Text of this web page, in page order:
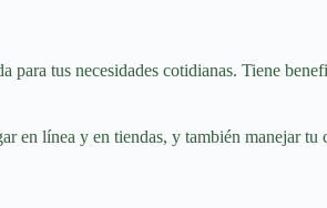
tus necesidades cotidianas. Tiene
en línea y en tiendas, y también manejar